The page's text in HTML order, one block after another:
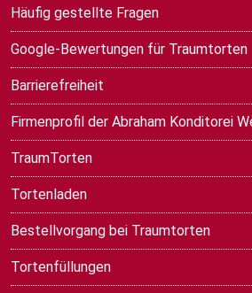
Häufig gestellte Fragen
Google-Bewertungen für Traumtorten
Barrierefreiheit
Firmenprofil der Abraham Konditorei
TraumTorten
Tortenladen
Bestellvorgang bei Traumtorten
Tortenfüllungen